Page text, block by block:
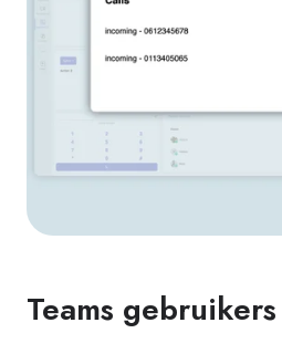
Teams gebruikers